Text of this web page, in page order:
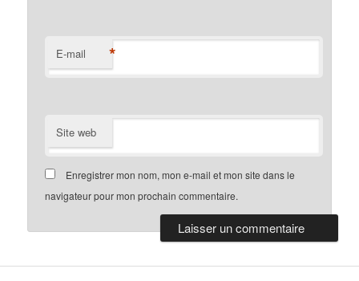
E-mail *
Site web
Enregistrer mon nom, mon e-mail et mon site dans le
navigateur pour mon prochain commentaire.